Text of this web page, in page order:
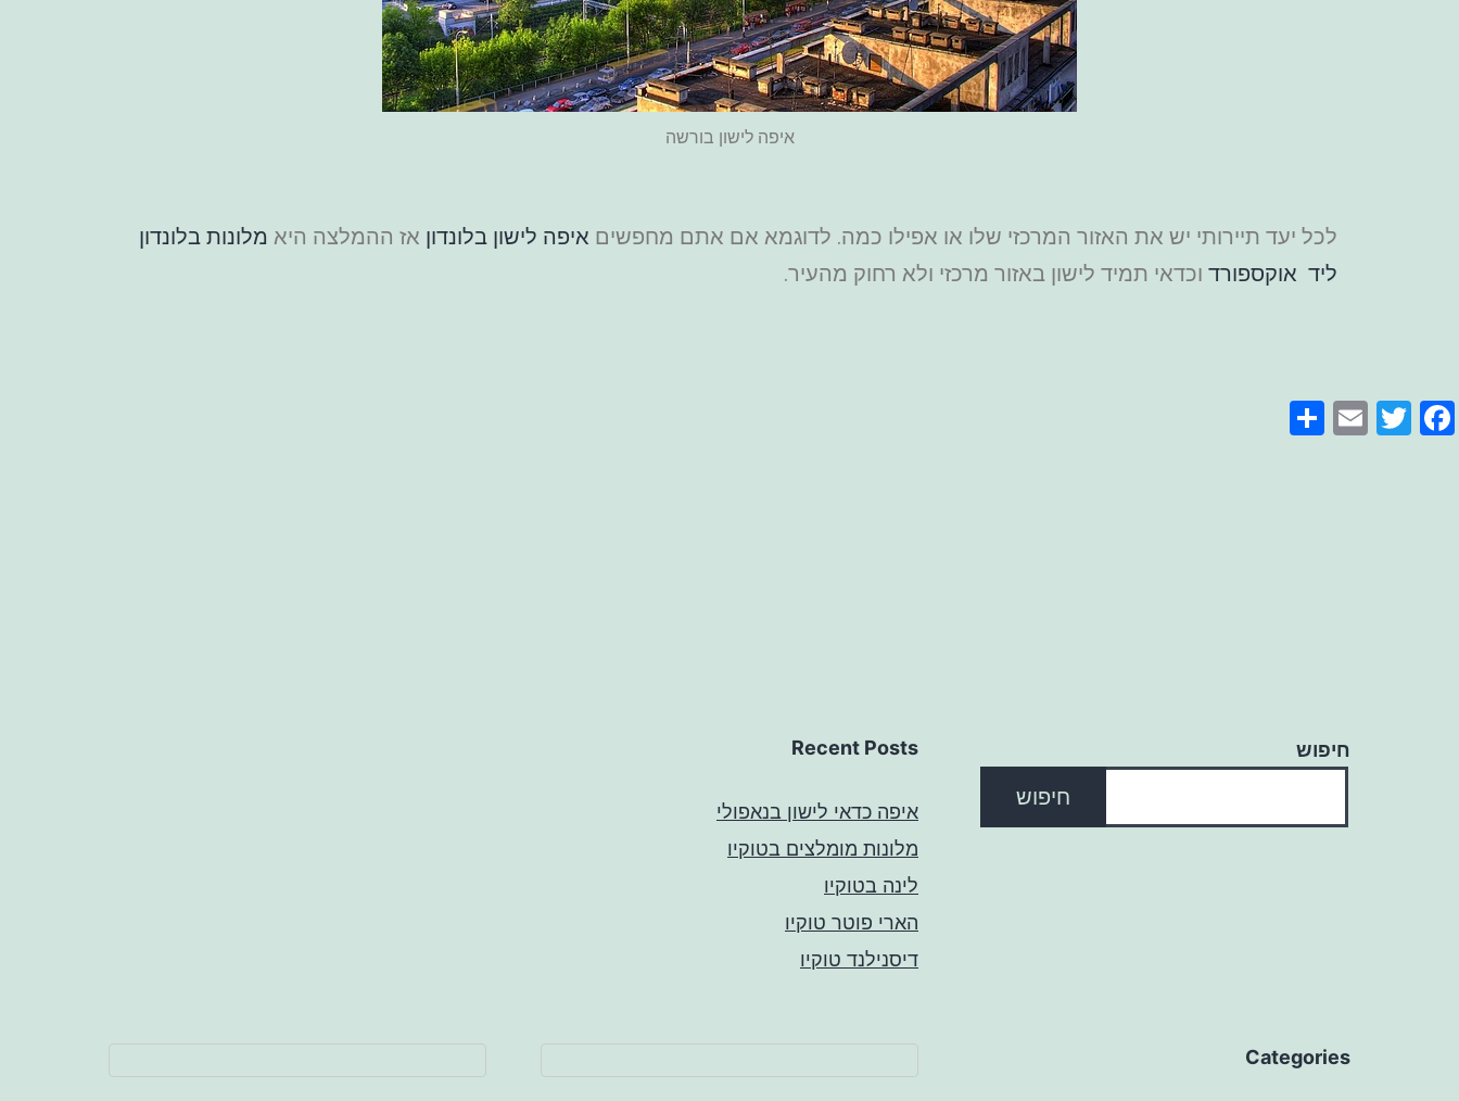
איפה לישון בורשה
לכל יעד תיירותי יש את האזור המרכזי שלו או אפילו כמה. לדוגמא אם אתם מחפשים איפה לישון בלונדון אז ההמלצה היא מלונות בלונדון
ליד אוקספורד וכדאי תמיד לישון באזור מרכזי ולא רחוק מהעיר.
Facebook
Twitter
Email
חיפוש
חיפוש
Recent Posts
איפה כדאי לישון בנאפולי
מלונות מומלצים בטוקיו
לינה בטוקיו
הארי פוטר טוקיו
דיסנילנד טוקיו
Categories